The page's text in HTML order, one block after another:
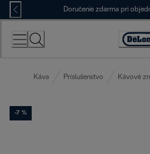
Skip
to
Content
Doručenie zdarma pri
Káva Príslušenstvo Kávové
-7 %